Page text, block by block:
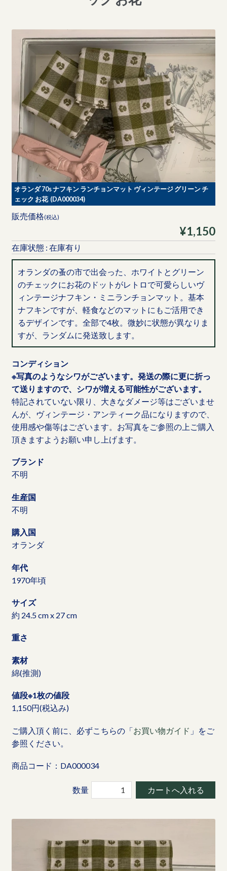
オランダ 70s ナフキン ランチョンマット ヴィンテージ グリーン チ
ェック お花 (DA000034)
販売価格(税込)
¥1,150
在庫状態 : 在庫有り
オランダの蚤の市で出会った、ホワイトとグリーン
のチェックにお花のドットがレトロで可愛らしいヴ
ィンテージナフキン・ミニランチョンマット。基本
ナフキンですが、軽食などのマットにもご活用でき
るデザインです。全部で4枚。微妙に状態が異なりま
すが、ランダムに発送致します。
コンディション
※写真のようなシワがございます。発送の際に更に折っ
て送りますので、シワが増える可能性がございます。
特記されていない限り、大きなダメージ等はございませ
んが、ヴィンテージ・アンティーク品になりますので、
使用感や傷等はございます。お写真をご参照の上ご購入
頂きますようお願い申し上げます。
ブランド
不明
生産国
不明
購入国
オランダ
年代
1970年頃
サイズ
約 24.5 cm x 27 cm
重さ
素材
綿(推測)
値段※1枚の値段
1,150円(税込み)
ご購入頂く前に、必ずこちらの「お買い物ガイド 」をご
参照ください。
商品コード：DA000034
数量